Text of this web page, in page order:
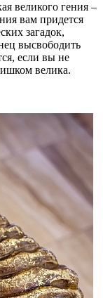
великого гения –
вам придется
загадок,
высвободить
если вы не
велика.